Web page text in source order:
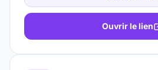
Ouvrir le lien